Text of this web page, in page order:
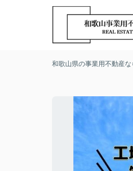
和歌山県の事業用不動産